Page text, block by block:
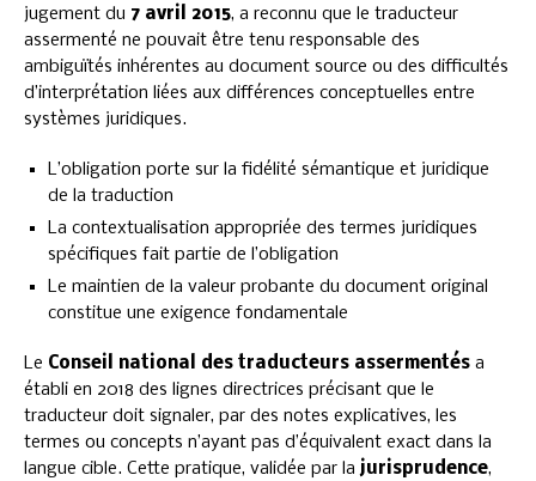
jugement du 7 avril 2015, a reconnu que le traducteur
assermenté ne pouvait être tenu responsable des
ambiguïtés inhérentes au document source ou des difficultés
d’interprétation liées aux différences conceptuelles entre
systèmes juridiques.
L’obligation porte sur la fidélité sémantique et juridique
de la traduction
La contextualisation appropriée des termes juridiques
spécifiques fait partie de l’obligation
Le maintien de la valeur probante du document original
constitue une exigence fondamentale
Le Conseil national des traducteurs assermentés a
établi en 2018 des lignes directrices précisant que le
traducteur doit signaler, par des notes explicatives, les
termes ou concepts n’ayant pas d’équivalent exact dans la
langue cible. Cette pratique, validée par la jurisprudence,